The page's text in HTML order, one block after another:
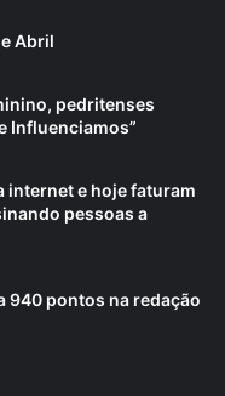
Abril
pedritenses
Influenciamos”
internet e hoje faturam
pessoas a
940 pontos na redação